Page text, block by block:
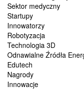
Sektor medyczny
Startupy
Innowatorzy
Robotyzacja
Technologia 3D
Odnawialne Źródła
Edutech
Nagrody
Innowacje